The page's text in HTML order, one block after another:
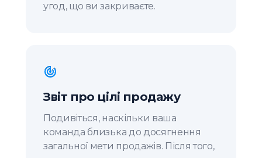
угод, що ви закриваєте.
Звіт про цілі продажу
Подивіться, наскільки ваша
команда близька до досягнення
загальної мети продажів. Після того,